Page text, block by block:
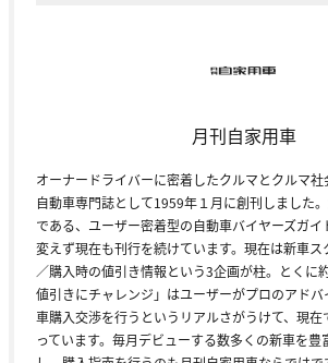
月刊自家用車
オーナードライバーに密着したクルマとクルマ
自動車専門誌として1959年１月に創刊しました
である、ユーザー密着型の自動車バイヤーズガイ
変えず現在も刊行を続けています。現在は新車ス
／購入時の値引き情報という3企画が柱。とくに
値引きにチャレンジ」はユーザーがプロのアド
車購入交渉を行うというリアルさがうけて、現在
っています。毎月デビューする数多くの新車を